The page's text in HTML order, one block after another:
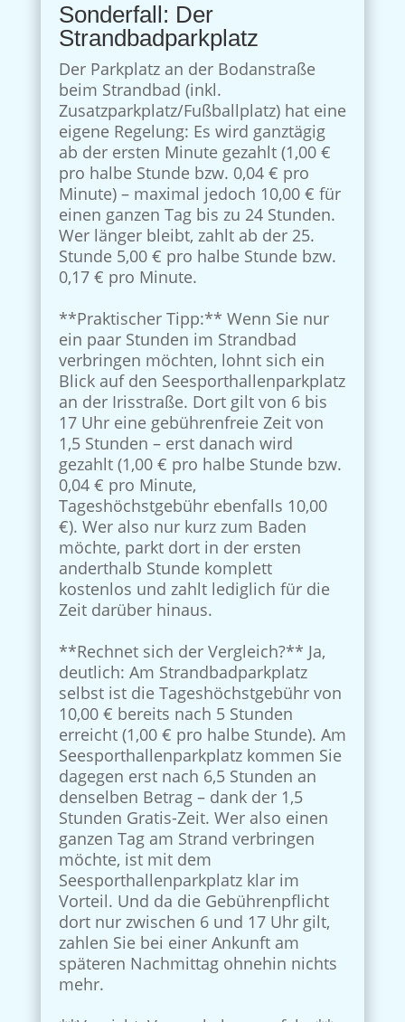
Sonderfall: Der
Strandbadparkplatz
Der Parkplatz an der Bodanstraße
beim Strandbad (inkl.
Zusatzparkplatz/Fußballplatz) hat eine
eigene Regelung: Es wird ganztägig
ab der ersten Minute gezahlt (1,00 €
pro halbe Stunde bzw. 0,04 € pro
Minute) – maximal jedoch 10,00 € für
einen ganzen Tag bis zu 24 Stunden.
Wer länger bleibt, zahlt ab der 25.
Stunde 5,00 € pro halbe Stunde bzw.
0,17 € pro Minute.
**Praktischer Tipp:** Wenn Sie nur
ein paar Stunden im Strandbad
verbringen möchten, lohnt sich ein
Blick auf den Seesporthallenparkplatz
an der Irisstraße. Dort gilt von 6 bis
17 Uhr eine gebührenfreie Zeit von
1,5 Stunden – erst danach wird
gezahlt (1,00 € pro halbe Stunde bzw.
0,04 € pro Minute,
Tageshöchstgebühr ebenfalls 10,00
€). Wer also nur kurz zum Baden
möchte, parkt dort in der ersten
anderthalb Stunde komplett
kostenlos und zahlt lediglich für die
Zeit darüber hinaus.
**Rechnet sich der Vergleich?** Ja,
deutlich: Am Strandbadparkplatz
selbst ist die Tageshöchstgebühr von
10,00 € bereits nach 5 Stunden
erreicht (1,00 € pro halbe Stunde). Am
Seesporthallenparkplatz kommen Sie
dagegen erst nach 6,5 Stunden an
denselben Betrag – dank der 1,5
Stunden Gratis-Zeit. Wer also einen
ganzen Tag am Strand verbringen
möchte, ist mit dem
Seesporthallenparkplatz klar im
Vorteil. Und da die Gebührenpflicht
dort nur zwischen 6 und 17 Uhr gilt,
zahlen Sie bei einer Ankunft am
späteren Nachmittag ohnehin nichts
mehr.